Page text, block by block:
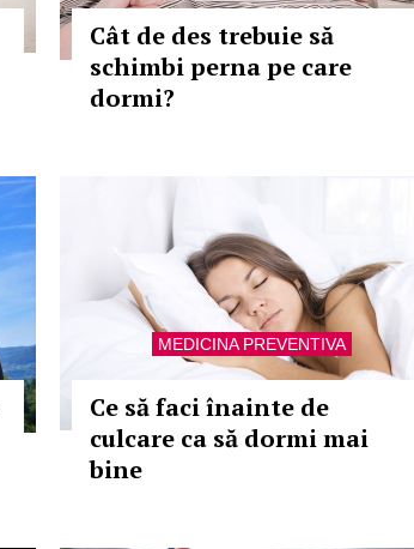
Cât de des trebuie să
schimbi perna pe care
dormi?
MEDICINA PREVENTIVA
Ce să faci înainte de
culcare ca să dormi mai
bine